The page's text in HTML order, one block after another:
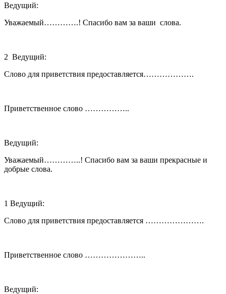
Ведущий:
Уважаемый………….! Спасибо вам за ваши слова.
2 Ведущий:
Слово для приветствия предоставляется……………….
Приветственное слово ……………..
Ведущий:
Уважаемый…………..! Спасибо вам за ваши прекрасные и
добрые слова.
1 Ведущий:
Слово для приветствия предоставляется ………………….
Приветственное слово …………………..
Ведущий: